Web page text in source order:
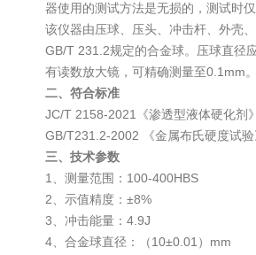
器使用的测试方法是无损的，测试时
该仪器由压球、压头、冲击杆、外壳
GB/T 231.2规定的合金球。压球直径
有读数放大镜，可精确测量至0.1mm
二、符合标准
JC/T 2158-2021《渗透型液体硬化剂
GB/T231.2-2002 《金属布氏硬度试
三、技术参数
1、测量范围：100-400HBS
2、示值精度：±8%
3、冲击能量：4.9J
4、合金球直径：（10±0.01）mm